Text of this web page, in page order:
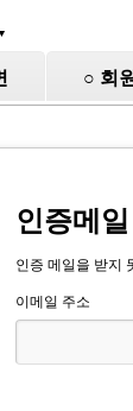
▼
○ 회
인증메
인증 메일을 받지
이메일 주소